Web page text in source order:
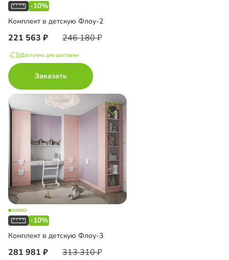
-10%
Комплект в детскую Флоу-2
221 563 246 180
Доступно для доставки
Заказать
-10%
Комплект в детскую Флоу-3
281 981 313 310